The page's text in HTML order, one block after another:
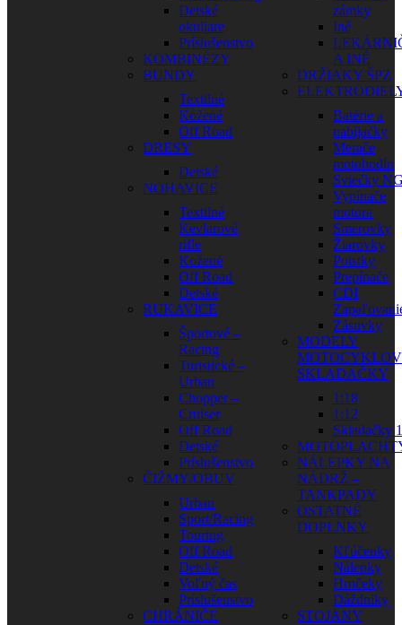
Detské
okuliare
Príslušenstvo
KOMBINÉZY
BUNDY
Textilné
Kožené
Off Road
DRESY
Detské
NOHAVICE
Textilné
Kevlarové
rifle
Kožené
Off Road
Detské
RUKAVICE
Športové –
Racing
Turistické –
Urban
Chopper –
Cruiser
Off Road
Detské
Príslušenstvo
ČIŽMY/OBUV
Urban
Sport/Racing
Touring
Off Road
Detské
Voľný čas
Príslušenstvo
CHRÁNIČE
zámky
Iné
A INÉ
DRŽIAKY ŠPZ
Batérie a
nabíjačky
Merače
motohodín
Sviečky
Vypínače
motora
Smerovky
Žiarovky
Poistky
Prepínače
CDI
Zásuvky
MODELY
SKLADAČKY
1:18
1:12
Skladačky
NÁLEPKY NA
NÁDRŽ –
TANKPADY
OSTATNÉ
DOPLNKY
Kľúčenky
Nálepky
Hrnčeky
Dáždniky
STOJANY